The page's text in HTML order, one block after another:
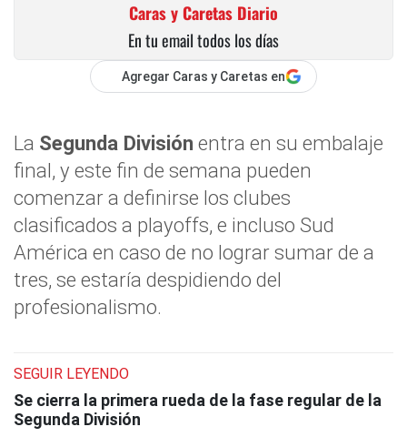
Caras y Caretas Diario
En tu email todos los días
Agregar Caras y Caretas en
La Segunda División entra en su embalaje
final, y este fin de semana pueden
comenzar a definirse los clubes
clasificados a playoffs, e incluso Sud
América en caso de no lograr sumar de a
tres, se estaría despidiendo del
profesionalismo.
SEGUIR LEYENDO
Se cierra la primera rueda de la fase regular de la
Segunda División